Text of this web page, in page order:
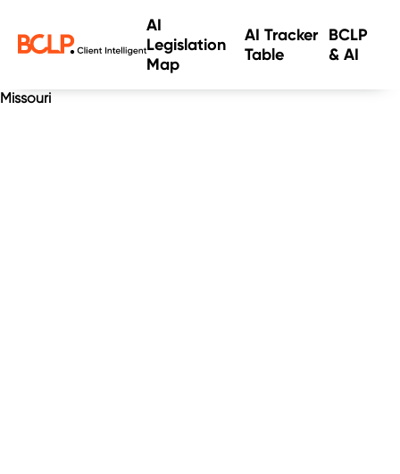
AI
Legislation
Map
AI Tracker
Table
BCLP
& AI
Missouri